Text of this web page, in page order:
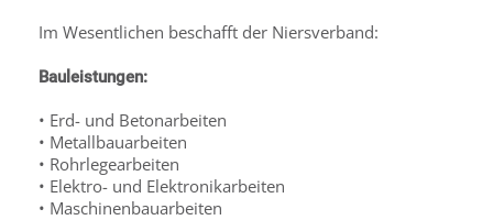
Im Wesentlichen beschafft der Niersverband:
Bauleistungen:
• Erd- und Betonarbeiten
• Metallbauarbeiten
• Rohrlegearbeiten
• Elektro- und Elektronikarbeiten
• Maschinenbauarbeiten